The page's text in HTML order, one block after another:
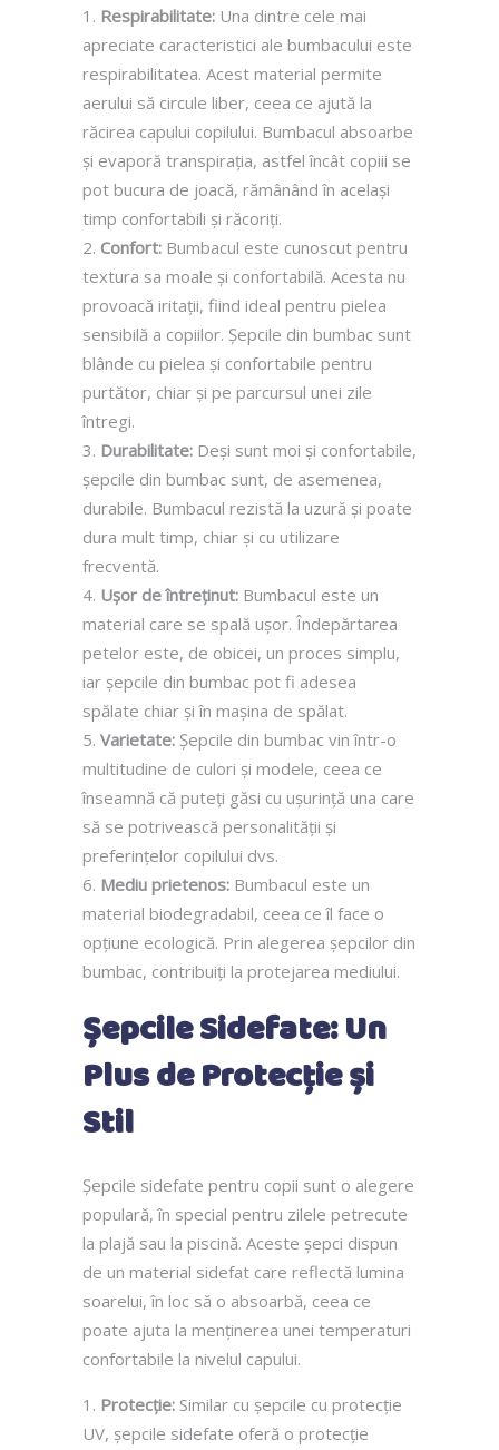
Respirabilitate: Una dintre cele mai
apreciate caracteristici ale bumbacului este
respirabilitatea. Acest material permite
aerului să circule liber, ceea ce ajută la
răcirea capului copilului. Bumbacul absoarbe
și evaporă transpirația, astfel încât copiii se
pot bucura de joacă, rămânând în același
timp confortabili și răcoriți.
Confort: Bumbacul este cunoscut pentru
textura sa moale și confortabilă. Acesta nu
provoacă iritații, fiind ideal pentru pielea
sensibilă a copiilor. Șepcile din bumbac sunt
blânde cu pielea și confortabile pentru
purtător, chiar și pe parcursul unei zile
întregi.
Durabilitate: Deși sunt moi și confortabile,
șepcile din bumbac sunt, de asemenea,
durabile. Bumbacul rezistă la uzură și poate
dura mult timp, chiar și cu utilizare
frecventă.
Ușor de întreținut: Bumbacul este un
material care se spală ușor. Îndepărtarea
petelor este, de obicei, un proces simplu,
iar șepcile din bumbac pot fi adesea
spălate chiar și în mașina de spălat.
Varietate: Șepcile din bumbac vin într-o
multitudine de culori și modele, ceea ce
înseamnă că puteți găsi cu ușurință una care
să se potrivească personalității și
preferințelor copilului dvs.
Mediu prietenos: Bumbacul este un
material biodegradabil, ceea ce îl face o
opțiune ecologică. Prin alegerea șepcilor din
bumbac, contribuiți la protejarea mediului.
Șepcile Sidefate: Un
Plus de Protecție și
Stil
Șepcile sidefate pentru copii sunt o alegere
populară, în special pentru zilele petrecute
la plajă sau la piscină. Aceste șepci dispun
de un material sidefat care reflectă lumina
soarelui, în loc să o absoarbă, ceea ce
poate ajuta la menținerea unei temperaturi
confortabile la nivelul capului.
Protecție: Similar cu șepcile cu protecție
UV, șepcile sidefate oferă o protecție